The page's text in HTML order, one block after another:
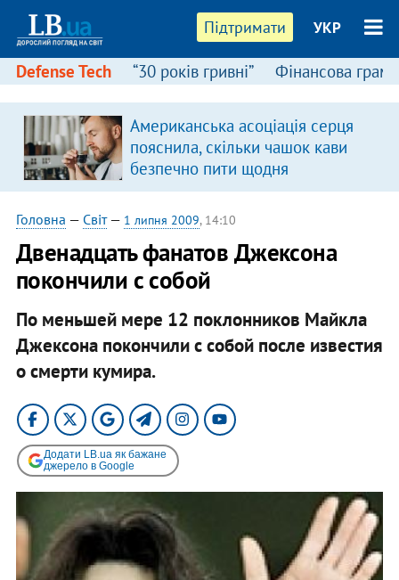
Підтримати УКР
Defense Tech “30 років гривні” Фінансова
Американська асоціація серця
пояснила, скільки чашок кави
безпечно пити щодня
Головна — Світ— 1 липня 2009, 14:10
Двенадцать фанатов Джексона
покончили с собой
По меньшей мере 12 поклонников Майкла
Джексона покончили с собой после известия
о смерти кумира.
Додати LB.ua як бажане
джерело в Google